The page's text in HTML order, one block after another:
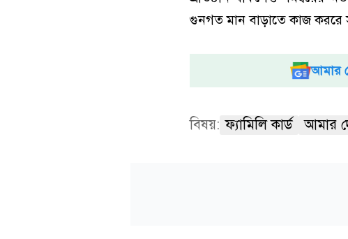
গুনগত মান বাড়াতে কাজ কররে
আমার
বিষয়: ফ্যামিলি কার্ড আমার